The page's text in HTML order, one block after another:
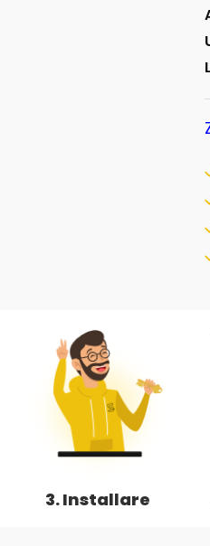
3. Installare